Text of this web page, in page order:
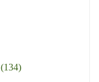
(134)